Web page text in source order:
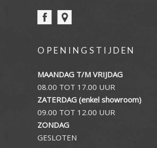
OPENINGSTIJDEN
MAANDAG T/M VRIJDAG
08.00 TOT 17.00 UUR
ZATERDAG (enkel showroom)
09.00 TOT 12.00 UUR
ZONDAG
GESLOTEN